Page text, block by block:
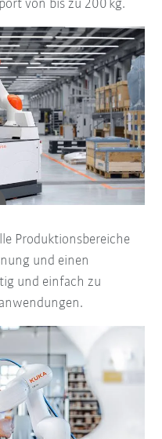
von bis zu 200 kg.
Produktionsbereiche
und einen
und einfach zu